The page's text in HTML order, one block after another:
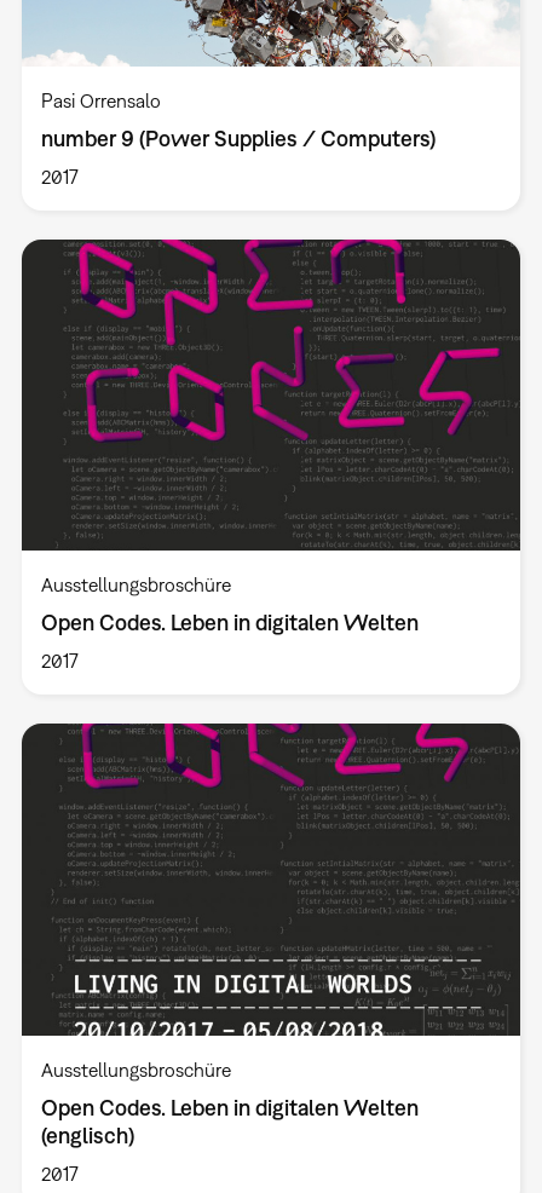
Pasi Orrensalo
number 9 (Power Supplies / Computers)
2017
Ausstellungsbroschüre
Open Codes. Leben in digitalen Welten
2017
Ausstellungsbroschüre
Open Codes. Leben in digitalen Welten
(englisch)
2017